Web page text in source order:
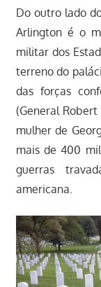
Do outro lado
Arlington é o
militar dos
terreno do
das forças
(General
mulher de
mais de 400
guerras
americana.